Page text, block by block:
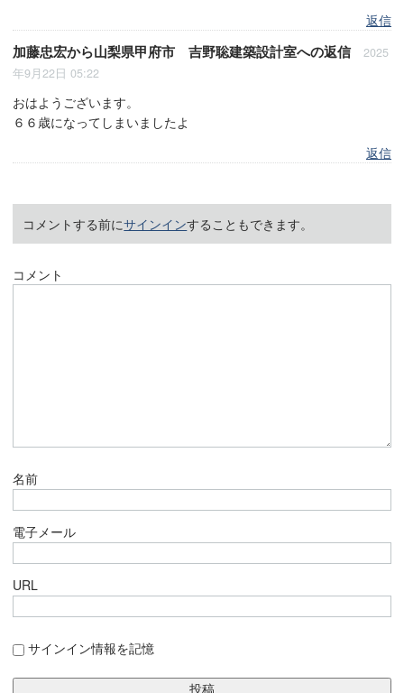
返信
加藤忠宏から山梨県甲府市 吉野聡建築設計室への返信
2025
年9月22日 05:22
おはようございます。
６６歳になってしまいましたよ
返信
コメントする前にサインインすることもできます。
コメント
名前
電子メール
URL
サインイン情報を記憶